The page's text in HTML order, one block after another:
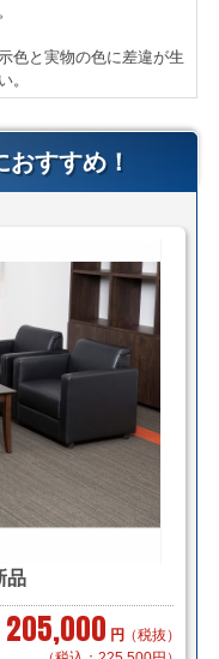
簡単な搬入可）
・軒先渡し＊要お
入設置/1階又
す。
・軒先渡し＊要お
入設置/1階又
能です。
は同梱等、最良の方
色と実物の色に差違が生
。
すすめ！
品
205,000 円 （税抜）